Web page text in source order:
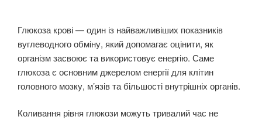
Глюкоза крові — один із найважливіших показників
вуглеводного обміну, який допомагає оцінити, як
організм засвоює та використовує енергію. Саме
глюкоза є основним джерелом енергії для клітин
головного мозку, м’язів та більшості внутрішніх органів.
Коливання рівня глюкози можуть тривалий час не